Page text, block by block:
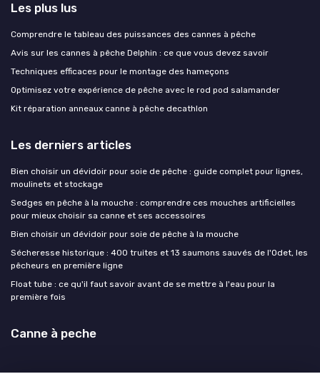
Les plus lus
Comprendre le tableau des puissances des cannes à pêche
Avis sur les cannes à pêche Delphin : ce que vous devez savoir
Techniques efficaces pour le montage des hameçons
Optimisez votre expérience de pêche avec le rod pod salamander
Kit réparation anneaux canne à pêche decathlon
Les derniers articles
Bien choisir un dévidoir pour soie de pêche : guide complet pour lignes,
moulinets et stockage
Sedges en pêche à la mouche : comprendre ces mouches artificielles
pour mieux choisir sa canne et ses accessoires
Bien choisir un dévidoir pour soie de pêche à la mouche
Sécheresse historique : 400 truites et 13 saumons sauvés de l'Odet, les
pêcheurs en première ligne
Float tube : ce qu'il faut savoir avant de se mettre à l'eau pour la
première fois
Canne à peche